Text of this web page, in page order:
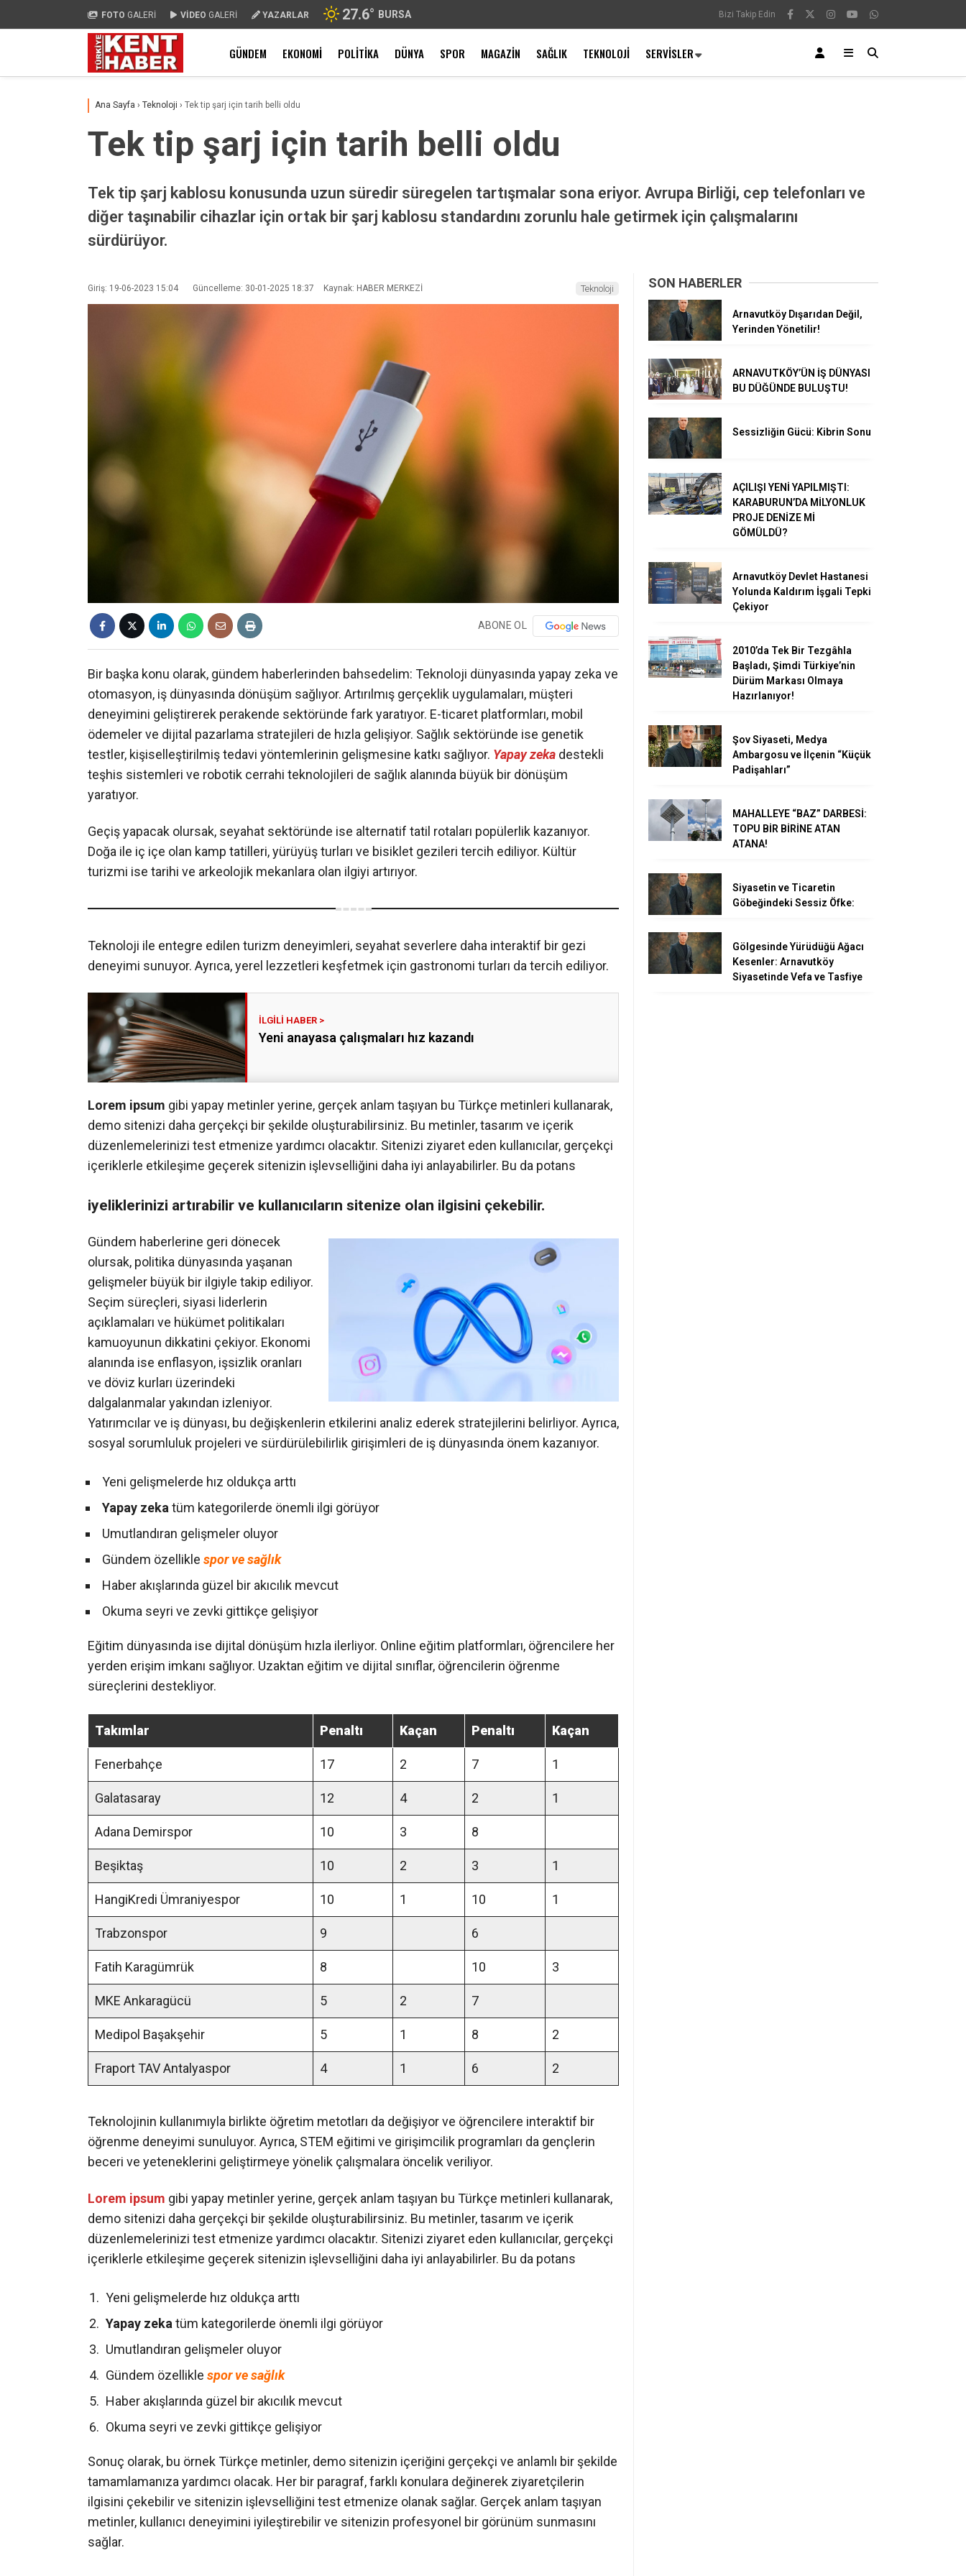
FOTO GALERİ VİDEO GALERİ YAZARLAR 27.6° BURSA Bizi Takip Edin
GÜNDEM EKONOMI POLITIKA DÜNYA SPOR MAGAZIN SAĞLIK TEKNOLOJI SERVISLER
Ana Sayfa › Teknoloji › Tek tip şarj için tarih belli oldu
Tek tip şarj için tarih belli oldu
Tek tip şarj kablosu konusunda uzun süredir süregelen tartışmalar sona eriyor. Avrupa Birliği, cep telefonları ve
diğer taşınabilir cihazlar için ortak bir şarj kablosu standardını zorunlu hale getirmek için çalışmalarını
sürdürüyor.
Giriş: 19-06-2023 15:04 Güncelleme: 30-01-2025 18:37 Kaynak: HABER MERKEZİ Teknoloji
ABONE OL
Bir başka konu olarak, gündem haberlerinden bahsedelim: Teknoloji dünyasında yapay zeka ve
otomasyon, iş dünyasında dönüşüm sağlıyor. Artırılmış gerçeklik uygulamaları, müşteri
deneyimini geliştirerek perakende sektöründe fark yaratıyor. E-ticaret platformları, mobil
ödemeler ve dijital pazarlama stratejileri de hızla gelişiyor. Sağlık sektöründe ise genetik
testler, kişiselleştirilmiş tedavi yöntemlerinin gelişmesine katkı sağlıyor. Yapay zeka destekli
teşhis sistemleri ve robotik cerrahi teknolojileri de sağlık alanında büyük bir dönüşüm
yaratıyor.
Geçiş yapacak olursak, seyahat sektöründe ise alternatif tatil rotaları popülerlik kazanıyor.
Doğa ile iç içe olan kamp tatilleri, yürüyüş turları ve bisiklet gezileri tercih ediliyor. Kültür
turizmi ise tarihi ve arkeolojik mekanlara olan ilgiyi artırıyor.
Teknoloji ile entegre edilen turizm deneyimleri, seyahat severlere daha interaktif bir gezi
deneyimi sunuyor. Ayrıca, yerel lezzetleri keşfetmek için gastronomi turları da tercih ediliyor.
Yeni anayasa çalışmaları hız kazandı
Lorem ipsum gibi yapay metinler yerine, gerçek anlam taşıyan bu Türkçe metinleri kullanarak,
demo sitenizi daha gerçekçi bir şekilde oluşturabilirsiniz. Bu metinler, tasarım ve içerik
düzenlemelerinizi test etmenize yardımcı olacaktır. Sitenizi ziyaret eden kullanıcılar, gerçekçi
içeriklerle etkileşime geçerek sitenizin işlevselliğini daha iyi anlayabilirler. Bu da potans
iyeliklerinizi artırabilir ve kullanıcıların sitenize olan ilgisini çekebilir.
Gündem haberlerine geri dönecek
olursak, politika dünyasında yaşanan
gelişmeler büyük bir ilgiyle takip ediliyor.
Seçim süreçleri, siyasi liderlerin
açıklamaları ve hükümet politikaları
kamuoyunun dikkatini çekiyor. Ekonomi
alanında ise enflasyon, işsizlik oranları
ve döviz kurları üzerindeki
dalgalanmalar yakından izleniyor.
Yatırımcılar ve iş dünyası, bu değişkenlerin etkilerini analiz ederek stratejilerini belirliyor. Ayrıca,
sosyal sorumluluk projeleri ve sürdürülebilirlik girişimleri de iş dünyasında önem kazanıyor.
Yeni gelişmelerde hız oldukça arttı
Yapay zeka tüm kategorilerde önemli ilgi görüyor
Umutlandıran gelişmeler oluyor
Gündem özellikle spor ve sağlık
Haber akışlarında güzel bir akıcılık mevcut
Okuma seyri ve zevki gittikçe gelişiyor
Eğitim dünyasında ise dijital dönüşüm hızla ilerliyor. Online eğitim platformları, öğrencilere her
yerden erişim imkanı sağlıyor. Uzaktan eğitim ve dijital sınıflar, öğrencilerin öğrenme
süreçlerini destekliyor.
Takımlar Penaltı Kaçan Penaltı Kaçan
Fenerbahçe 17 2 7 1
Galatasaray 12 4 2 1
Adana Demirspor 10 3 8
Beşiktaş 10 2 3 1
HangiKredi Ümraniyespor 10 1 10 1
Trabzonspor 9 6
Fatih Karagümrük 8 10 3
MKE Ankaragücü 5 2 7
Medipol Başakşehir 5 1 8 2
Fraport TAV Antalyaspor 4 1 6 2
Teknolojinin kullanımıyla birlikte öğretim metotları da değişiyor ve öğrencilere interaktif bir
öğrenme deneyimi sunuluyor. Ayrıca, STEM eğitimi ve girişimcilik programları da gençlerin
beceri ve yeteneklerini geliştirmeye yönelik çalışmalara öncelik veriliyor.
Lorem ipsum gibi yapay metinler yerine, gerçek anlam taşıyan bu Türkçe metinleri kullanarak,
demo sitenizi daha gerçekçi bir şekilde oluşturabilirsiniz. Bu metinler, tasarım ve içerik
düzenlemelerinizi test etmenize yardımcı olacaktır. Sitenizi ziyaret eden kullanıcılar, gerçekçi
içeriklerle etkileşime geçerek sitenizin işlevselliğini daha iyi anlayabilirler. Bu da potans
Yeni gelişmelerde hız oldukça arttı
Yapay zekatüm kategorilerde önemli ilgi görüyor
Umutlandıran gelişmeler oluyor
Gündem özellikle spor ve sağlık
Haber akışlarında güzel bir akıcılık mevcut
Okuma seyri ve zevki gittikçe gelişiyor
Sonuç olarak, bu örnek Türkçe metinler, demo sitenizin içeriğini gerçekçi ve anlamlı bir şekilde
tamamlamanıza yardımcı olacak. Her bir paragraf, farklı konulara değinerek ziyaretçilerin
ilgisini çekebilir ve sitenizin işlevselliğini test etmenize olanak sağlar. Gerçek anlam taşıyan
metinler, kullanıcı deneyimini iyileştirebilir ve sitenizin profesyonel bir görünüm sunmasını
sağlar.
SON HABERLER
Arnavutköy Dışarıdan Değil,
Yerinden Yönetilir!
ARNAVUTKÖY’ÜN İŞ DÜNYASI
BU DÜĞÜNDE BULUŞTU!
Sessizliğin Gücü: Kibrin Sonu
AÇILIŞI YENİ YAPILMIŞTI:
KARABURUN’DA MİLYONLUK
PROJE DENİZE Mİ
GÖMÜLDÜ?
Arnavutköy Devlet Hastanesi
Yolunda Kaldırım İşgali Tepki
Çekiyor
2010’da Tek Bir Tezgâhla
Başladı, Şimdi Türkiye’nin
Dürüm Markası Olmaya
Hazırlanıyor!
Şov Siyaseti, Medya
Ambargosu ve İlçenin “Küçük
Padişahları”
MAHALLEYE “BAZ” DARBESİ:
TOPU BİR BİRİNE ATAN
ATANA!
Siyasetin ve Ticaretin
Göbeğindeki Sessiz Öfke:
Gölgesinde Yürüdüğü Ağacı
Kesenler: Arnavutköy
Siyasetinde Vefa ve Tasfiye